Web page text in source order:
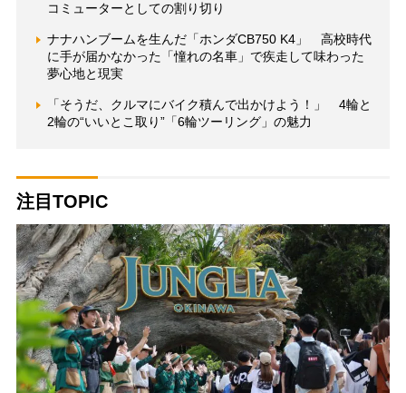
コミューターとしての割り切り
ナナハンブームを生んだ「ホンダCB750 K4」 高校時代
に手が届かなかった「憧れの名車」で疾走して味わった
夢心地と現実
「そうだ、クルマにバイク積んで出かけよう！」 4輪と
2輪の“いいとこ取り”「6輪ツーリング」の魅力
注目TOPIC